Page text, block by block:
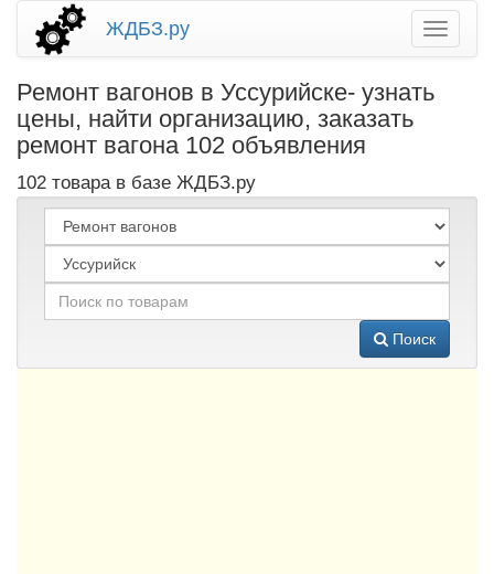
ЖДБЗ.ру
Ремонт вагонов в Уссурийске- узнать
цены, найти организацию, заказать
ремонт вагона 102 объявления
102 товара в базе ЖДБЗ.ру
Поиск